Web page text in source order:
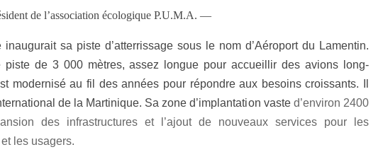
de l’association écologique P.U.M.A. —
sa piste d’atterrissage sous le nom d’Aéroport du Lamentin.
piste de 3 000 mètres, assez longue pour accueillir des avions long-
modernisé au fil des années pour répondre aux besoins croissants. Il
de la Martinique. Sa zone d’implantation vasted’environ 2400
des infrastructures et l’ajout de nouveaux services pour les
les usagers.